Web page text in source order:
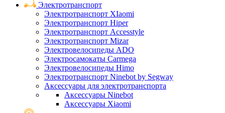
Электротранспорт
Электротранспорт XIaomi
Электротранспорт Hiper
Электротранспорт Accesstyle
Электротранспорт Mizar
Электровелосипеды ADO
Электросамокаты Carmega
Электровелосипеды Himo
Электротранспорт Ninebot by Segway
Аксессуары для электротранспорта
Аксессуары Ninebot
Аксессуары Xiaomi